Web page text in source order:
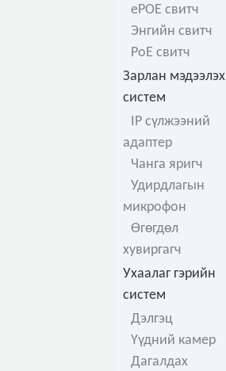
ePOE свитч
Энгийн свитч
PoE свитч
Зарлан мэдээлэх
систем
IP сүлжээний
адаптер
Чанга яригч
Удирдлагын
микрофон
Өгөгдөл
хувиргагч
Ухаалаг гэрийн
систем
Дэлгэц
Үүдний камер
Дагалдах